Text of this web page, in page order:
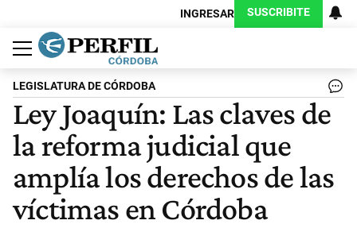
INGRESAR SUSCRIBITE
Política
Economía
Judiciales
Sociedad
Cultura
Espectáculos
Deportes
Protagonistas
LEGISLATURA DE CÓRDOBA
Ley Joaquín: Las claves de
la reforma judicial que
amplía los derechos de las
víctimas en Córdoba